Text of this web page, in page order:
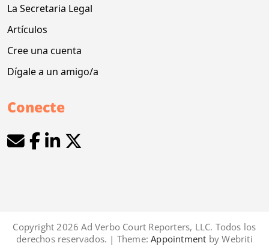
La Secretaria Legal
Artículos
Cree una cuenta
Dígale a un amigo/a
Conecte
Copyright 2026 Ad Verbo Court Reporters, LLC. Todos los
derechos reservados. | Theme: Appointment by Webriti